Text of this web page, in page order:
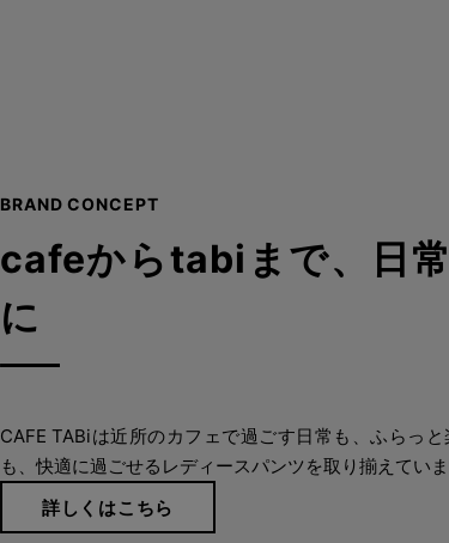
BRAND CONCEPT
cafeからtabiまで、日
に
CAFE TABiは近所のカフェで過ごす日常も、ふらっ
も、快適に過ごせるレディースパンツを取り揃えていま
詳しくはこちら